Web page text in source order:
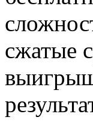
сжатые